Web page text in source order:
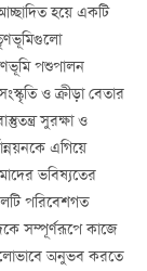
হয়ে একটি
পশুপালন
ও ক্রীড়া বেতার
সুরক্ষা ও
এগিয়ে
ভবিষ্যতের
পরিবেশগত
সম্পূর্ণরূপে কাজে
অনুভব করতে